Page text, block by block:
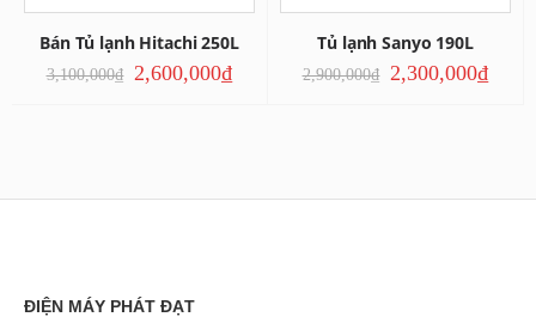
Bán Tủ lạnh Hitachi 250L
3,100,000₫ 2,600,000₫
Tủ lạnh Sanyo 190L
2,900,000₫ 2,300,000₫
ĐIỆN MÁY PHÁT ĐẠT